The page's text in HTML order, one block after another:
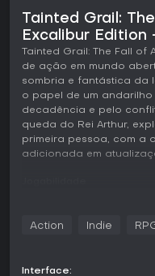
Tainted Grail:
Excalibur Edition
Tainted Grail: The Fall of
de ação em mundo
sombria e fantástica da
o papel de um
decadência e pelo
queda do Rei Arthur,
primeira pessoa, com a
adicionada em
O movimento e a
Action Indie
Interface: